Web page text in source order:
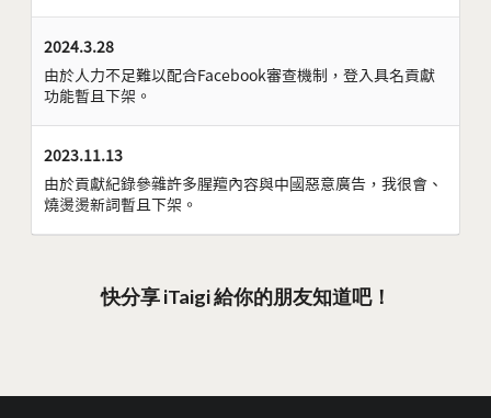
2024.3.28
由於人力不足難以配合Facebook審查機制，登入具名貢獻
功能暫且下架。
2023.11.13
由於貢獻紀錄參雜許多腥羶內容與中國惡意廣告，我很會、
燒燙燙新詞暫且下架。
快分享 iTaigi 給你的朋友知道吧！